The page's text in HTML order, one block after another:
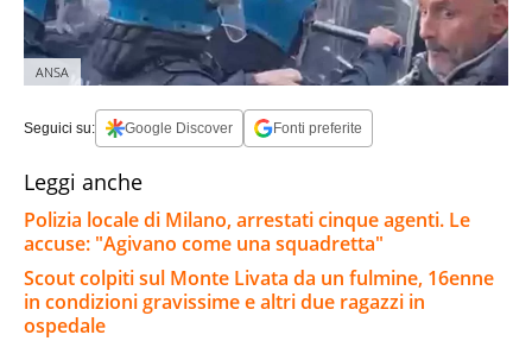
ANSA
Seguici su: Google Discover Fonti preferite
Leggi anche
Polizia locale di Milano, arrestati cinque agenti. Le
accuse: "Agivano come una squadretta"
Scout colpiti sul Monte Livata da un fulmine, 16enne
in condizioni gravissime e altri due ragazzi in
ospedale